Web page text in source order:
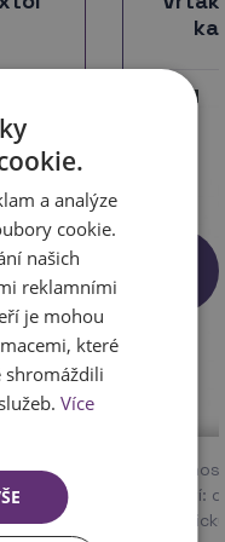
Použití:
a analýze
cookie.
našich
reklamními
je mohou
které
shromáždili
Více